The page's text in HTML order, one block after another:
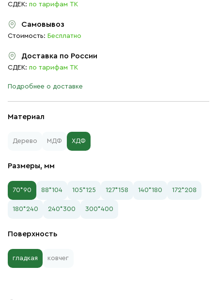
Материал
Дерево МДФ ХДФ
Размеры, мм
70*90 88*104 105*125 127*158 140*180 172*208
180*240 240*300 300*400
Поверхность
гладкая ковчег
СДЕК: по тарифам ТК
Самовывоз
Стоимость: Бесплатно
Доставка по России
СДЕК: по тарифам ТК
Подробнее о доставке